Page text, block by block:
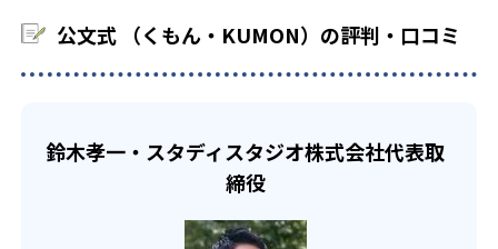
でも週2回受講できる。そのため、部活や他の習い事で忙し
らのオンライン受講と通室を組み合わせることも可能だ。
部活や習い事と両立したい生徒向け
KUMONでは、一人ひとりの学習状況やスケジュールに合わ
宿題の量や進め方に関しては、いつでも気軽に相談可能
だ。
公文式 （くもん・KUMON）の評判・口コミ
鈴木孝一・スタディスタジオ株式会社代表取
締役